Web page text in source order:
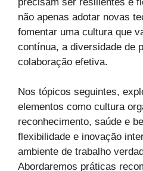
não apenas adotar novas
fomentar uma cultura que
contínua, a diversidade de
colaboração efetiva.
Nos tópicos seguintes,
elementos como cultura
reconhecimento, saúde e
flexibilidade e inovação
ambiente de trabalho
Abordaremos práticas